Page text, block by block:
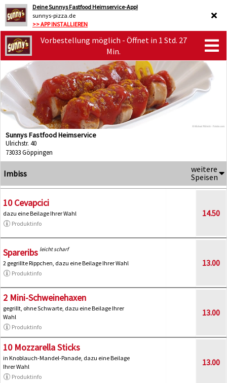
Deine Sunnys Fastfood Heimservice-App!
sunnys-pizza.de
>> APP INSTALLIEREN
Vorbestellung möglich - Öffnet in 1 Std. 27
Min.
Sunnys Fastfood Heimservice
Ulrichstr. 40
73033 Göppingen
Imbiss
weitere
Speisen
10 Cevapcici
dazu eine Beilage Ihrer Wahl
Produktinfo
14.50
Spareribs leicht scharf
2 gegrillte Rippchen, dazu eine Beilage Ihrer Wahl
Produktinfo
13.00
2 Mini-Schweinehaxen
gegrillt, ohne Schwarte, dazu eine Beilage Ihrer
Wahl
Produktinfo
13.00
10 Mozzarella Sticks
in Knoblauch-Mandel-Panade, dazu eine Beilage
Ihrer Wahl
Produktinfo
13.00